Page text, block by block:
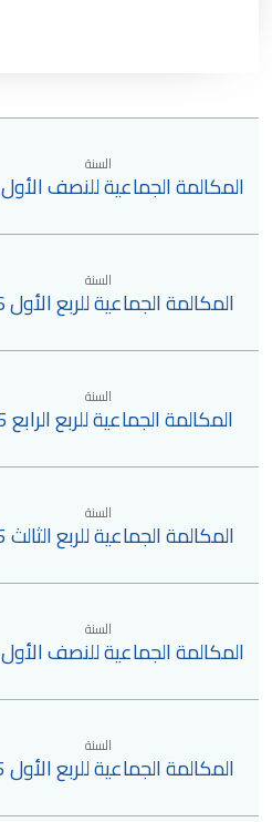
السنة
المكالمة الجماعية للنصف الأول 2026
السنة
المكالمة الجماعية للربع الأول 2026
السنة
المكالمة الجماعية للربع الرابع 2025
السنة
المكالمة الجماعية للربع الثالث 2025
السنة
المكالمة الجماعية للنصف الأول 2025
السنة
المكالمة الجماعية للربع الأول 2025